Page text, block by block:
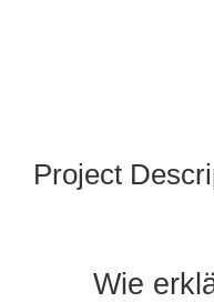
Project
Wie